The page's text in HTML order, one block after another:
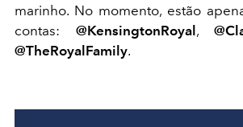
marinho. No momento, estão
contas: @KensingtonRoyal ,
@TheRoyalFamily.